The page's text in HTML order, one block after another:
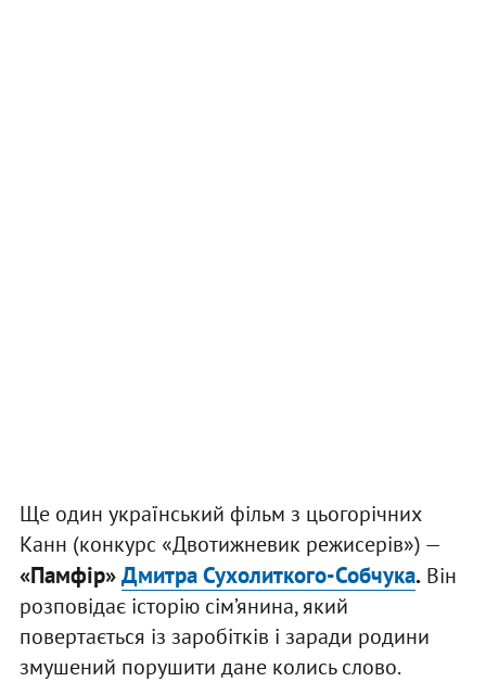
Ще один український фільм з цьогорічних
Канн (конкурс «Двотижневик режисерів») —
«Памфір»Дмитра Сухолиткого-Собчука.Він
розповідає історію сім’янина, який
повертається із заробітків і заради родини
змушений порушити дане колись слово.